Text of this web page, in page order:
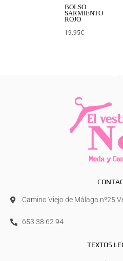
BOLSO
SARMIENTO
ROJO
19.95€
Camino Viejo de Málaga nº25
653 38 62 94
TEXTOS